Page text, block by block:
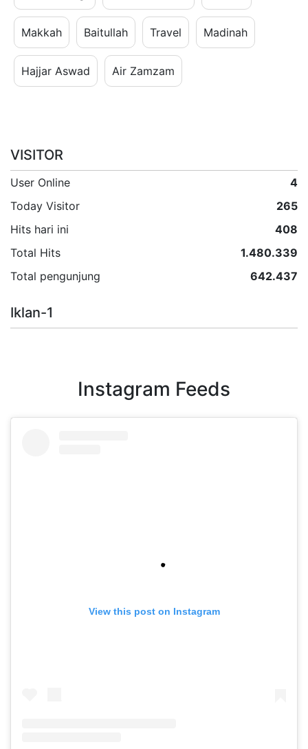
Makkah Baitullah Travel Madinah
Hajjar Aswad Air Zamzam
VISITOR
User Online
4
Today Visitor
265
Hits hari ini
408
Total Hits
1.480.339
Total pengunjung
642.437
Iklan-1
Instagram Feeds
View this post on Instagram